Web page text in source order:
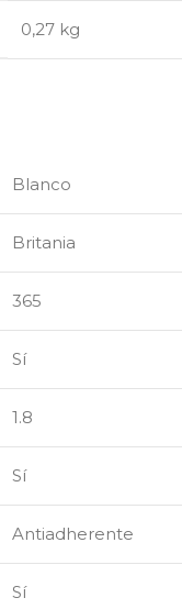
0,27 kg
Blanco
Britania
365
Sí
1.8
Sí
Antiadherente
Sí